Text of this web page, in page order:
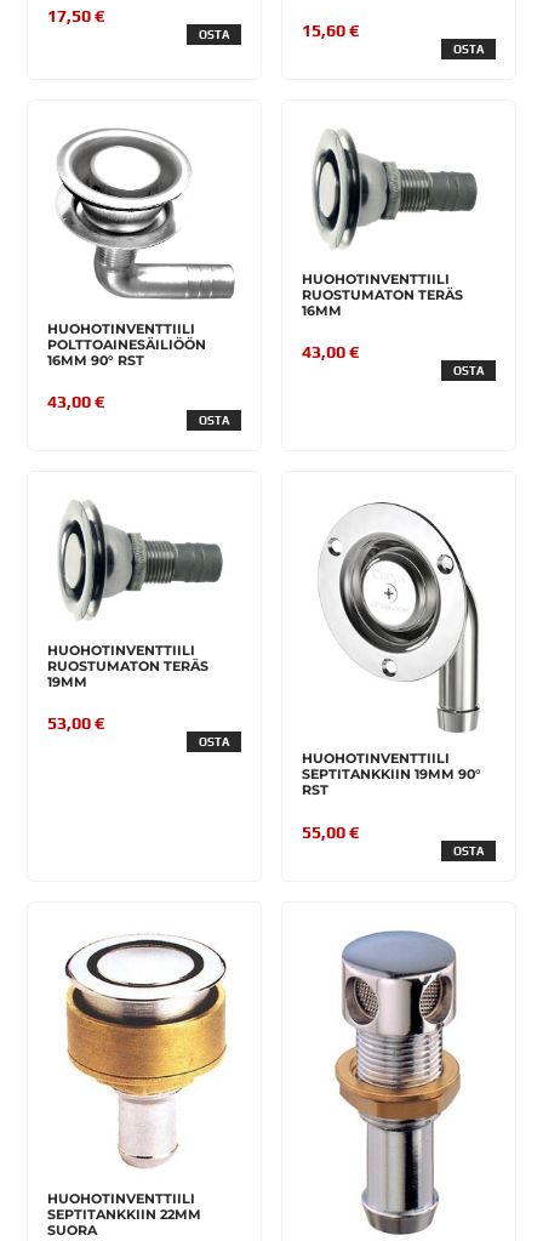
17,50 €
OSTA 15,60 €
OSTA
HUOHOTINVENTTIILI
POLTTOAINESÄILIÖÖN
16MM 90° RST
43,00 €
OSTA
HUOHOTINVENTTIILI
RUOSTUMATON TERÄS
16MM
43,00 €
OSTA
HUOHOTINVENTTIILI
RUOSTUMATON TERÄS
19MM
53,00 €
OSTA
HUOHOTINVENTTIILI
SEPTITANKKIIN 19MM 90°
RST
55,00 €
OSTA
HUOHOTINVENTTIILI
SEPTITANKKIIN 22MM
SUORA